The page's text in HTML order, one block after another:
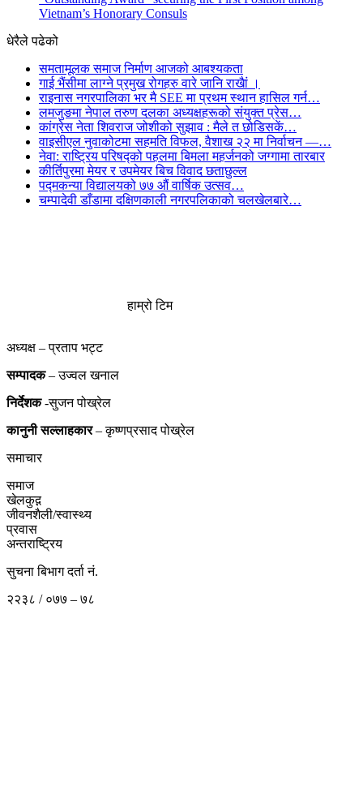
Vietnam’s Honorary Consuls
धेरैले पढेको
समतामूलक समाज निर्माण आजको आबश्यकता
गाई भैंसीमा लाग्ने प्रमुख रोगहरु वारे जानि राखैां ।
राइनास नगरपालिका भर मै SEE मा प्रथम स्थान हासिल गर्न…
लमजुङमा नेपाल तरुण दलका अध्यक्षहरूको संयुक्त प्रेस…
कांग्रेस नेता शिवराज जोशीको सुझाव : मैले त छोडिसकें…
वाइसीएल नुवाकोटमा सहमति विफल, वैशाख २२ मा निर्वाचन —…
नेवा: राष्ट्रिय परिषद्को पहलमा बिमला महर्जनको जग्गामा तारबार
कीर्तिपुरमा मेयर र उपमेयर बिच विवाद छताछुल्ल
पद्मकन्या विद्यालयको ७७ औं ‌‌वार्षिक ‌उत्सव…
चम्पादेवी डाँडामा दक्षिणकाली नगरपलिकाको चलखेलबारे…
हाम्रो टिम
अध्यक्ष – प्रताप भट्ट
सम्पादक– उज्वल खनाल
निर्देशक-सुजन पोख्रेल
कानुनी सल्लाहकार– कृष्णप्रसाद पोख्रेल
समाचार
समाज
खेलकुद़़
जीवनशैली/स्वास्थ्य
प्रवास
अन्तराष्ट्रिय
सुचना बिभाग दर्ता नं.
२२३८ / ०७७ – ७८